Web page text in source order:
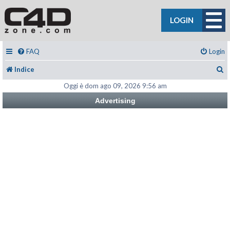
LOGIN
FAQ Login
Indice
Oggi è dom ago 09, 2026 9:56 am
Advertising